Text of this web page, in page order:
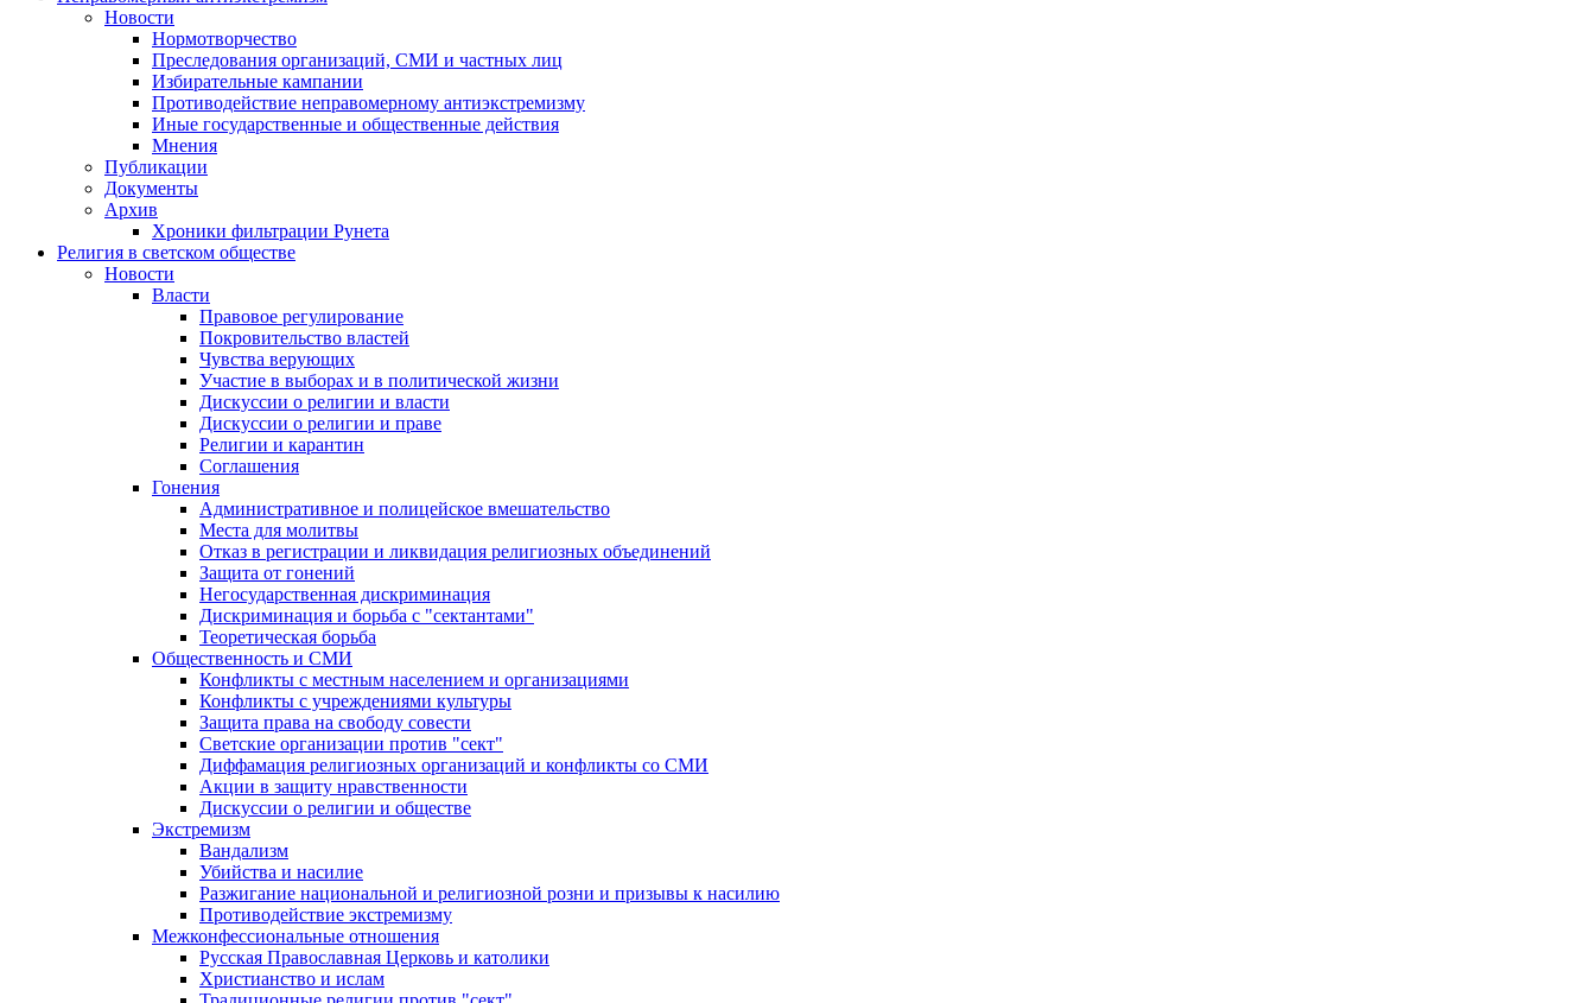
Новости
Нормотворчество
Преследования организаций, СМИ и частных лиц
Избирательные кампании
Противодействие неправомерному антиэкстремизму
Иные государственные и общественные действия
Мнения
Публикации
Документы
Архив
Хроники фильтрации Рунета
Религия в светском обществе
Новости
Власти
Правовое регулирование
Покровительство властей
Чувства верующих
Участие в выборах и в политической жизни
Дискуссии о религии и власти
Дискуссии о религии и праве
Религии и карантин
Соглашения
Гонения
Административное и полицейское вмешательство
Места для молитвы
Отказ в регистрации и ликвидация религиозных объединений
Защита от гонений
Негосударственная дискриминация
Дискриминация и борьба с "сектантами"
Теоретическая борьба
Общественность и СМИ
Конфликты с местным населением и организациями
Конфликты с учреждениями культуры
Защита права на свободу совести
Светские организации против "сект"
Диффамация религиозных организаций и конфликты со СМИ
Акции в защиту нравственности
Дискуссии о религии и обществе
Экстремизм
Вандализм
Убийства и насилие
Разжигание национальной и религиозной розни и призывы к насилию
Противодействие экстремизму
Межконфессиональные отношения
Русская Православная Церковь и католики
Христианство и ислам